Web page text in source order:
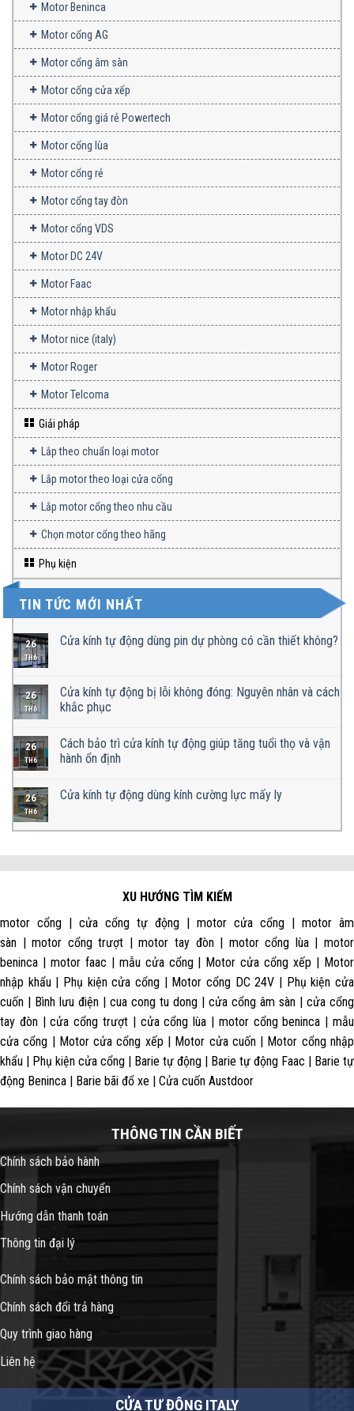
Motor Beninca
Motor cổng AG
Motor cổng âm sàn
Motor cổng cửa xếp
Motor cổng giá rẻ Powertech
Motor cổng lùa
Motor cổng rẻ
Motor cổng tay đòn
Motor cổng VDS
Motor DC 24V
Motor Faac
Motor nhập khẩu
Motor nice (italy)
Motor Roger
Motor Telcoma
Giải pháp
Lắp theo chuẩn loại motor
Lắp motor theo loại cửa cổng
Lắp motor cổng theo nhu cầu
Chọn motor cổng theo hãng
Phụ kiện
TIN TỨC MỚI NHẤT
26
TH6
Cửa kính tự động dùng pin dự phòng có cần thiết không?
26
TH6
Cửa kính tự động bị lỗi không đóng: Nguyên nhân và cách
khắc phục
26
TH6
Cách bảo trì cửa kính tự động giúp tăng tuổi thọ và vận
hành ổn định
26
TH6
Cửa kính tự động dùng kính cường lực mấy ly
XU HƯỚNG TÌM KIẾM
motor cổng | cửa cổng tự động | motor cửa cổng | motor âm
sàn | motor cổng trượt | motor tay đòn | motor cổng lùa | motor
beninca | motor faac | mẫu cửa cổng | Motor cửa cổng xếp | Motor
nhập khẩu | Phụ kiện cửa cổng | Motor cổng DC 24V | Phụ kiện cửa
cuốn | Bình lưu điện | cua cong tu dong | cửa cổng âm sàn | cửa cổng
tay đòn | cửa cổng trượt | cửa cổng lùa | motor cổng beninca | mẫu
cửa cổng | Motor cửa cổng xếp | Motor cửa cuốn | Motor cổng nhập
khẩu | Phụ kiện cửa cổng | Barie tự động | Barie tự động Faac | Barie tự
động Beninca | Barie bãi đổ xe | Cửa cuốn Austdoor
THÔNG TIN CẦN BIẾT
Chính sách bảo hành
Chính sách vận chuyển
Hướng dẫn thanh toán
Thông tin đại lý
Chính sách bảo mật thông tin
Chính sách đổi trả hàng
Quy trình giao hàng
Liên hệ
CỬA TỰ ĐỘNG ITALY